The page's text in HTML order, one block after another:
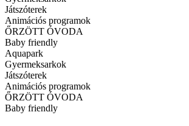
Játszóterek
Animációs programok
ŐRZÖTT ÓVODA
Baby friendly
Aquapark
Gyermeksarkok
Játszóterek
Animációs programok
ŐRZÖTT ÓVODA
Baby friendly